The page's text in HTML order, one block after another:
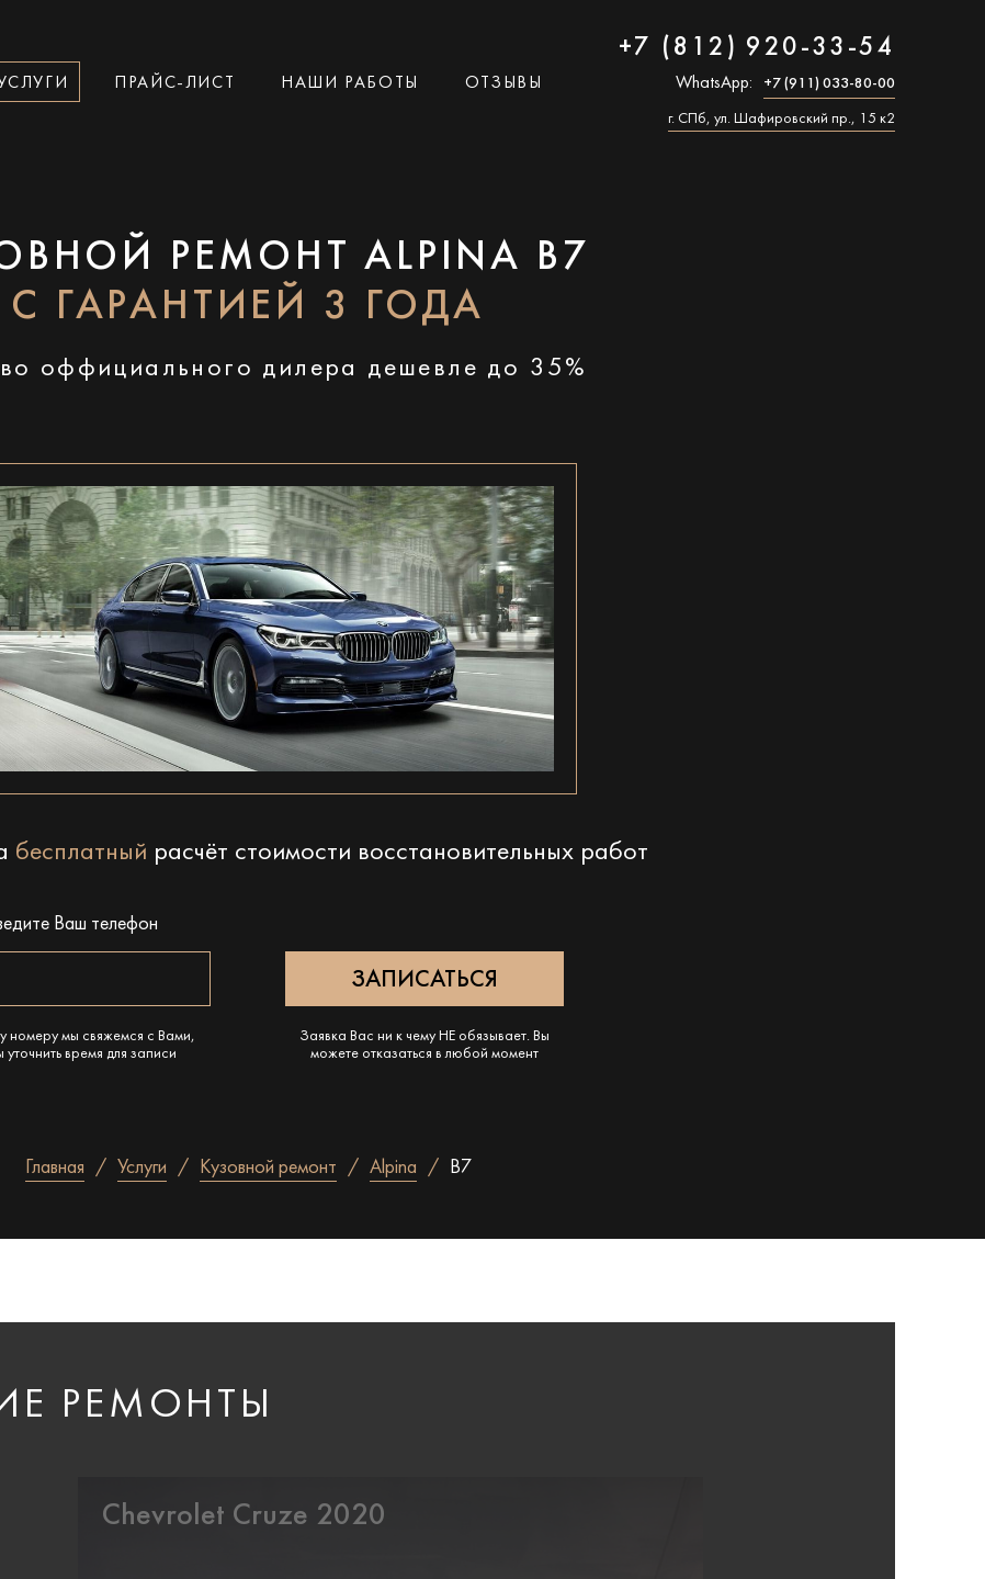
ПРАЙС-ЛИСТ НАШИ РАБОТЫ ОТЗЫВЫ
+7 (812) 920-33-54
WhatsApp: +7 (911) 033-80-00
г. СПб, ул. Шафировский пр., 15 к2
РЕМОНТ ALPINA B7
С ГАРАНТИЕЙ 3 ГОДА
оффициального дилера дешевле до 35%
бесплатный расчёт стоимости восстановительных работ
Ваш телефон
номеру мы свяжемся с Вами,
уточнить время для записи
Заявка Вас ни к чему НЕ обязывает. Вы
можете отказаться в любой момент
Главная Услуги Кузовной ремонт Alpina B7
РЕМОНТЫ
Chevrolet Cruze 2020